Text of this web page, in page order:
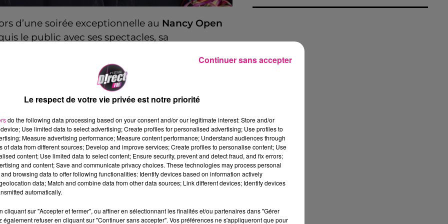
d’une soirée exceptionnelle au Nancy Open
le public avec ses spectacles, sa
et le triomphe du film «
français des 10 dernières années avec plus
humoristes les plus talentueux de sa
et ses improvisations, il vous embarque
de rire. Ne manquez pas ce rendez-
Air duZénith de Nancypour une soirée de
public ! « Dans ce nouveau spectacle, ARTUS
aucune ! »
etYoann Massondans le Wake Up des
Le respect de votre vie privée est notre priorité
do the following data processing based on your consent and/or our legitimate interest: Store and/or
Use limited data to select advertising; Create profiles for personalised advertising; Use profiles to
Measure advertising performance; Measure content performance; Understand audiences through
of data from different sources; Develop and improve services; Create profiles to personalise content; Use
content; Use limited data to select content; Ensure security, prevent and detect fraud, and fix errors;
and content; Save and communicate privacy choices. These technologies may process personal
browsing data to offer following functionalities: Identify devices based on information actively
data; Match and combine data from other data sources; Link different devices; Identify devices
automatically.
cliquant sur "Accepter et fermer", ou affiner en sélectionnant les finalités et/ou partenaires dans "Gérer
également refuser en cliquant sur "Continuer sans accepter". Vos préférences ne s'appliqueront que pour
Continuer sans accepter